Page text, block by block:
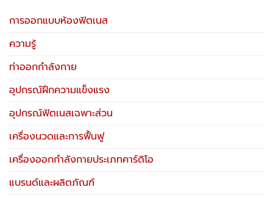
การออกแบบห้องฟิตเนส
ความรู้
ท่าออกกำลังกาย
อุปกรณ์ฝึกความแข็งแรง
อุปกรณ์ฟิตเนสเฉพาะส่วน
เครื่องนวดและการฟื้นฟู
เครื่องออกกำลังกายประเภทคาร์ดิโอ
แบรนด์และผลิตภัณฑ์